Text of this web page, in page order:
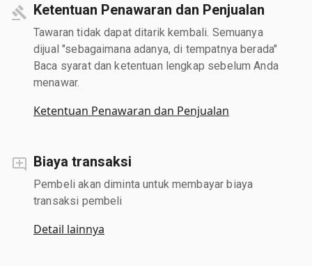
Ketentuan Penawaran dan Penjualan
Tawaran tidak dapat ditarik kembali. Semuanya
dijual "sebagaimana adanya, di tempatnya berada"
Baca syarat dan ketentuan lengkap sebelum Anda
menawar.
Ketentuan Penawaran dan Penjualan
Biaya transaksi
Pembeli akan diminta untuk membayar biaya
transaksi pembeli
Detail lainnya